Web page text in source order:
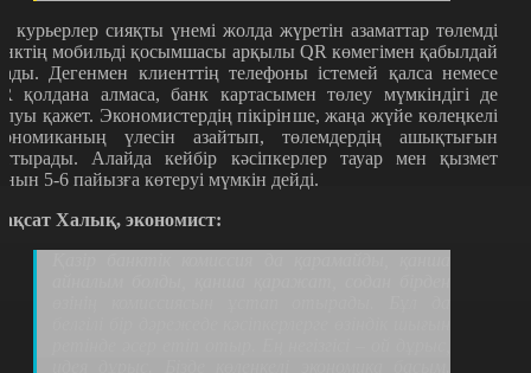
курьерлер сияқты үнемі жолда жүретін азаматтар төлемді
мобильді қосымшасы арқылы QR көмегімен қабылдай
Дегенмен клиенттің телефоны істемей қалса немесе
қолдана алмаса, банк картасымен төлеу мүмкіндігі де
қажет. Экономистердің пікірінше, жаңа жүйе көлеңкелі
үлесін азайтып, төлемдердің ашықтығын
Алайда кейбір кәсіпкерлер тауар мен қызмет
5-6 пайызға көтеруі мүмкін дейді.
Халық, экономист: